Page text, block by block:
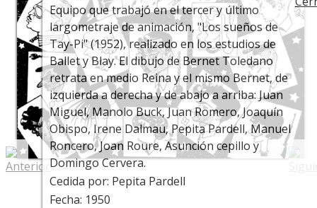
Equipo que trabajó en el tercer y último
largometraje de animación, "Los sueños de
Tay-Pi" (1952), realizado en los estudios de
Ballet y Blay. El dibujo de Bernet Toledano
retrata en medio Reina y el mismo Bernet, de
izquierda a derecha y de abajo a arriba: Juan
Miguel, Manolo Buck, Juan Romero, Joaquín
Obispo, Irene Dalmau, Pepita Pardell, Manuel
Roncero, Joan Roure, Asunción cepillo y
Domingo Cervera.
Cedida por: Pepita Pardell
Fecha: 1950